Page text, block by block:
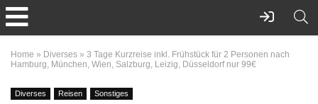
Home » Diverses » 3 Tage Kurzreise inkl. Frühstück für 2 Personen nach
Hamburg, München, Wien, Salzburg, Leizig, Düsseldorf nur 99€
Diverses Reisen Sonstiges